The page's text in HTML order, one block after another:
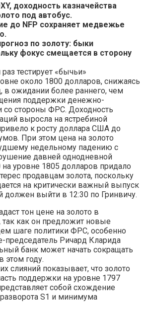
доходность казначейства
под автобус.
до NFP сохраняет медвежье
по золоту: быки
фокус смещается в сторону
тестирует «бычьи»
около 1800 долларов, снижаясь
в ожидании более раннего, чем
поддержки денежно-
со стороны ФРС. Доходность
выросла на ястребиной
к росту доллара США до
При этом цена на золото
недельному падению с
давней однодневной
уровне 1805 долларов придало
продавцам золота, поскольку
на критически важный выпуск
выйти в 12:30 по Гринвичу.
тон цене на золото в
как он предложит новые
шаге политики ФРС, особенно
председатель Ричард Кларида
банк может начать сокращать
этом году.
слияний показывает, что золото
поддержки на уровне 1797
собой схождение
S1 и минимума